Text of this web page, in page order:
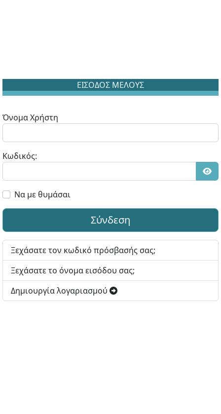
ΕΙΣΟΔΟΣ ΜΕΛΟΥΣ
Όνομα Χρήστη
Κωδικός:
Να με θυμάσαι
Σύνδεση
Ξεχάσατε τον κωδικό πρόσβασής σας;
Ξεχάσατε το όνομα εισόδου σας;
Δημιουργία λογαριασμού